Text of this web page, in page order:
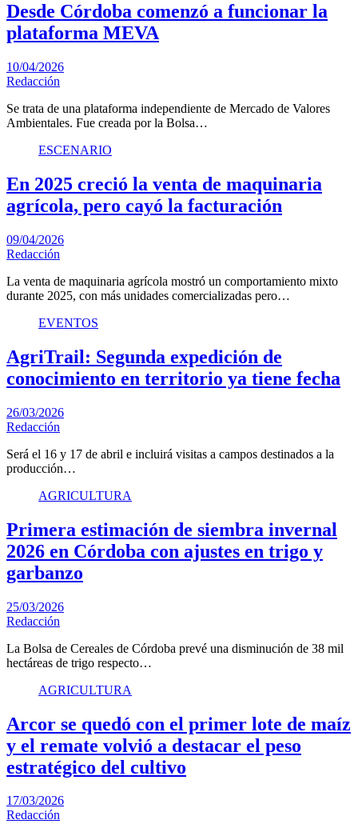
Desde Córdoba comenzó a funcionar la
plataforma MEVA
10/04/2026
Redacción
Se trata de una plataforma independiente de Mercado de Valores
Ambientales. Fue creada por la Bolsa…
ESCENARIO
En 2025 creció la venta de maquinaria
agrícola, pero cayó la facturación
09/04/2026
Redacción
La venta de maquinaria agrícola mostró un comportamiento mixto
durante 2025, con más unidades comercializadas pero…
EVENTOS
AgriTrail: Segunda expedición de
conocimiento en territorio ya tiene fecha
26/03/2026
Redacción
Será el 16 y 17 de abril e incluirá visitas a campos destinados a la
producción…
AGRICULTURA
Primera estimación de siembra invernal
2026 en Córdoba con ajustes en trigo y
garbanzo
25/03/2026
Redacción
La Bolsa de Cereales de Córdoba prevé una disminución de 38 mil
hectáreas de trigo respecto…
AGRICULTURA
Arcor se quedó con el primer lote de maíz
y el remate volvió a destacar el peso
estratégico del cultivo
17/03/2026
Redacción